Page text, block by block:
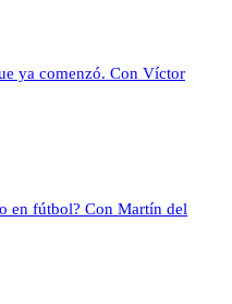
ya comenzó. Con Víctor
en fútbol? Con Martín del